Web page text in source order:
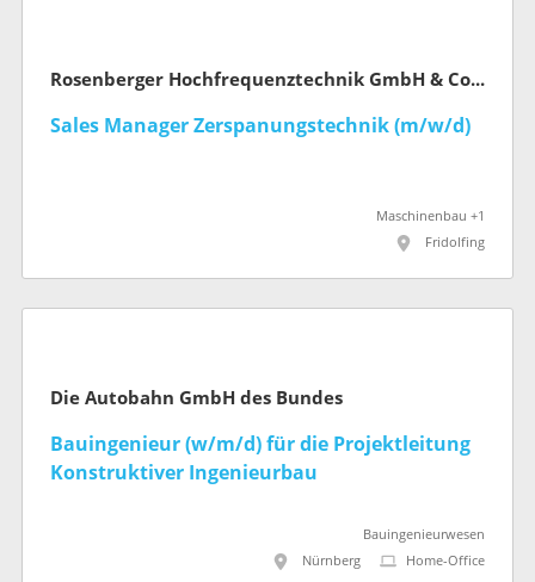
Rosenberger Hochfrequenztechnik GmbH & Co. KG
Sales Manager Zerspanungstechnik (m/w/d)
Maschinenbau +1
Fridolfing
Die Autobahn GmbH des Bundes
Bauingenieur (w/m/d) für die Projektleitung
Konstruktiver Ingenieurbau
Bauingenieurwesen
Nürnberg
Home-Office